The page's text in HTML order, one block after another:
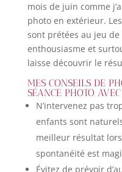
mois de juin comme
photo en extérieur.
sont prétées au jeu
enthousiasme et
laisse découvrir le
MES CONSEILS DE
SÉANCE PHOTO
N’intervenez pas
enfants sont
meilleur résultat
spontanéité est
Évitez de prévoir